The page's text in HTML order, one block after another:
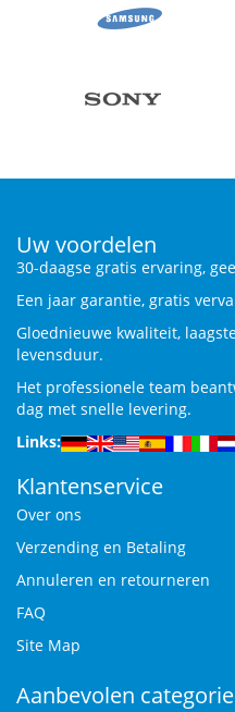
Uw voordelen
30-daagse gratis ervaring,
Een jaar garantie, gratis
Gloednieuwe kwaliteit,
levensduur.
Het professionele team
dag met snelle levering.
Links:
Klantenservice
Over ons
Verzending en Betaling
Annuleren en retourneren
FAQ
Site Map
Aanbevolen categorie